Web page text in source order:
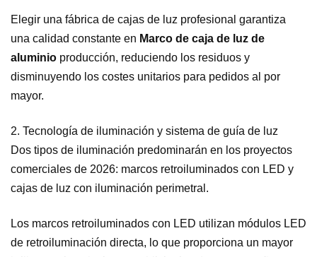
Elegir una fábrica de cajas de luz profesional garantiza
una calidad constante en Marco de caja de luz de
aluminio producción, reduciendo los residuos y
disminuyendo los costes unitarios para pedidos al por
mayor.
2. Tecnología de iluminación y sistema de guía de luz
Dos tipos de iluminación predominarán en los proyectos
comerciales de 2026: marcos retroiluminados con LED y
cajas de luz con iluminación perimetral.
Los marcos retroiluminados con LED utilizan módulos LED
de retroiluminación directa, lo que proporciona un mayor